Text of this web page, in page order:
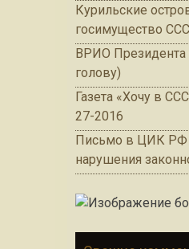
Курильские
госимущество
ВРИО
голову)
Газета «Хочу в
27-2016
Письмо в ЦИК РФ
нарушения